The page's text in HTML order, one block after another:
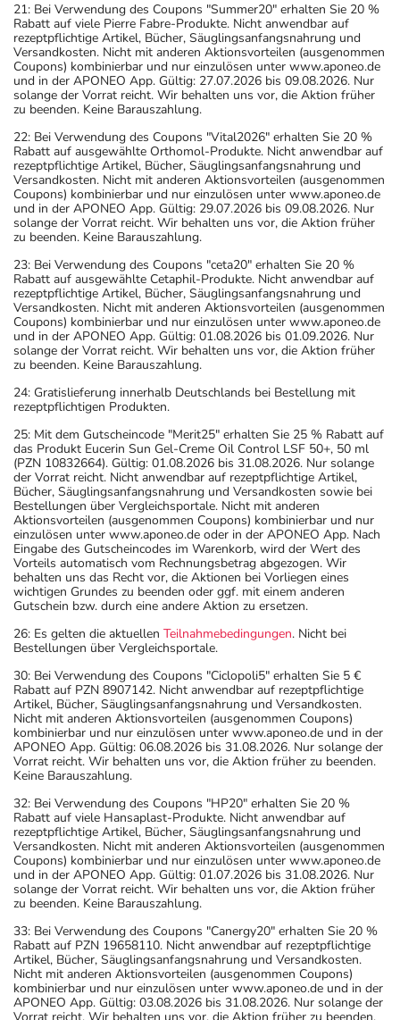
21: Bei Verwendung des Coupons "Summer20" erhalten Sie 20 %
Rabatt auf viele Pierre Fabre-Produkte. Nicht anwendbar auf
rezeptpflichtige Artikel, Bücher, Säuglingsanfangsnahrung und
Versandkosten. Nicht mit anderen Aktionsvorteilen (ausgenommen
Coupons) kombinierbar und nur einzulösen unter www.aponeo.de
und in der APONEO App. Gültig: 27.07.2026 bis 09.08.2026. Nur
solange der Vorrat reicht. Wir behalten uns vor, die Aktion früher
zu beenden. Keine Barauszahlung.
22: Bei Verwendung des Coupons "Vital2026" erhalten Sie 20 %
Rabatt auf ausgewählte Orthomol-Produkte. Nicht anwendbar auf
rezeptpflichtige Artikel, Bücher, Säuglingsanfangsnahrung und
Versandkosten. Nicht mit anderen Aktionsvorteilen (ausgenommen
Coupons) kombinierbar und nur einzulösen unter www.aponeo.de
und in der APONEO App. Gültig: 29.07.2026 bis 09.08.2026. Nur
solange der Vorrat reicht. Wir behalten uns vor, die Aktion früher
zu beenden. Keine Barauszahlung.
23: Bei Verwendung des Coupons "ceta20" erhalten Sie 20 %
Rabatt auf ausgewählte Cetaphil-Produkte. Nicht anwendbar auf
rezeptpflichtige Artikel, Bücher, Säuglingsanfangsnahrung und
Versandkosten. Nicht mit anderen Aktionsvorteilen (ausgenommen
Coupons) kombinierbar und nur einzulösen unter www.aponeo.de
und in der APONEO App. Gültig: 01.08.2026 bis 01.09.2026. Nur
solange der Vorrat reicht. Wir behalten uns vor, die Aktion früher
zu beenden. Keine Barauszahlung.
24: Gratislieferung innerhalb Deutschlands bei Bestellung mit
rezeptpflichtigen Produkten.
25: Mit dem Gutscheincode "Merit25" erhalten Sie 25 % Rabatt auf
das Produkt Eucerin Sun Gel-Creme Oil Control LSF 50+, 50 ml
(PZN 10832664). Gültig: 01.08.2026 bis 31.08.2026. Nur solange
der Vorrat reicht. Nicht anwendbar auf rezeptpflichtige Artikel,
Bücher, Säuglingsanfangsnahrung und Versandkosten sowie bei
Bestellungen über Vergleichsportale. Nicht mit anderen
Aktionsvorteilen (ausgenommen Coupons) kombinierbar und nur
einzulösen unter www.aponeo.de oder in der APONEO App. Nach
Eingabe des Gutscheincodes im Warenkorb, wird der Wert des
Vorteils automatisch vom Rechnungsbetrag abgezogen. Wir
behalten uns das Recht vor, die Aktionen bei Vorliegen eines
wichtigen Grundes zu beenden oder ggf. mit einem anderen
Gutschein bzw. durch eine andere Aktion zu ersetzen.
26: Es gelten die aktuellen Teilnahmebedingungen. Nicht bei
Bestellungen über Vergleichsportale.
30: Bei Verwendung des Coupons "Ciclopoli5" erhalten Sie 5 €
Rabatt auf PZN 8907142. Nicht anwendbar auf rezeptpflichtige
Artikel, Bücher, Säuglingsanfangsnahrung und Versandkosten.
Nicht mit anderen Aktionsvorteilen (ausgenommen Coupons)
kombinierbar und nur einzulösen unter www.aponeo.de und in der
APONEO App. Gültig: 06.08.2026 bis 31.08.2026. Nur solange der
Vorrat reicht. Wir behalten uns vor, die Aktion früher zu beenden.
Keine Barauszahlung.
32: Bei Verwendung des Coupons "HP20" erhalten Sie 20 %
Rabatt auf viele Hansaplast-Produkte. Nicht anwendbar auf
rezeptpflichtige Artikel, Bücher, Säuglingsanfangsnahrung und
Versandkosten. Nicht mit anderen Aktionsvorteilen (ausgenommen
Coupons) kombinierbar und nur einzulösen unter www.aponeo.de
und in der APONEO App. Gültig: 01.07.2026 bis 31.08.2026. Nur
solange der Vorrat reicht. Wir behalten uns vor, die Aktion früher
zu beenden. Keine Barauszahlung.
33: Bei Verwendung des Coupons "Canergy20" erhalten Sie 20 %
Rabatt auf PZN 19658110. Nicht anwendbar auf rezeptpflichtige
Artikel, Bücher, Säuglingsanfangsnahrung und Versandkosten.
Nicht mit anderen Aktionsvorteilen (ausgenommen Coupons)
kombinierbar und nur einzulösen unter www.aponeo.de und in der
APONEO App. Gültig: 03.08.2026 bis 31.08.2026. Nur solange der